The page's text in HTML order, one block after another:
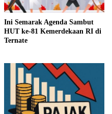
Ini Semarak Agenda Sambut
HUT ke-81 Kemerdekaan RI di
Ternate